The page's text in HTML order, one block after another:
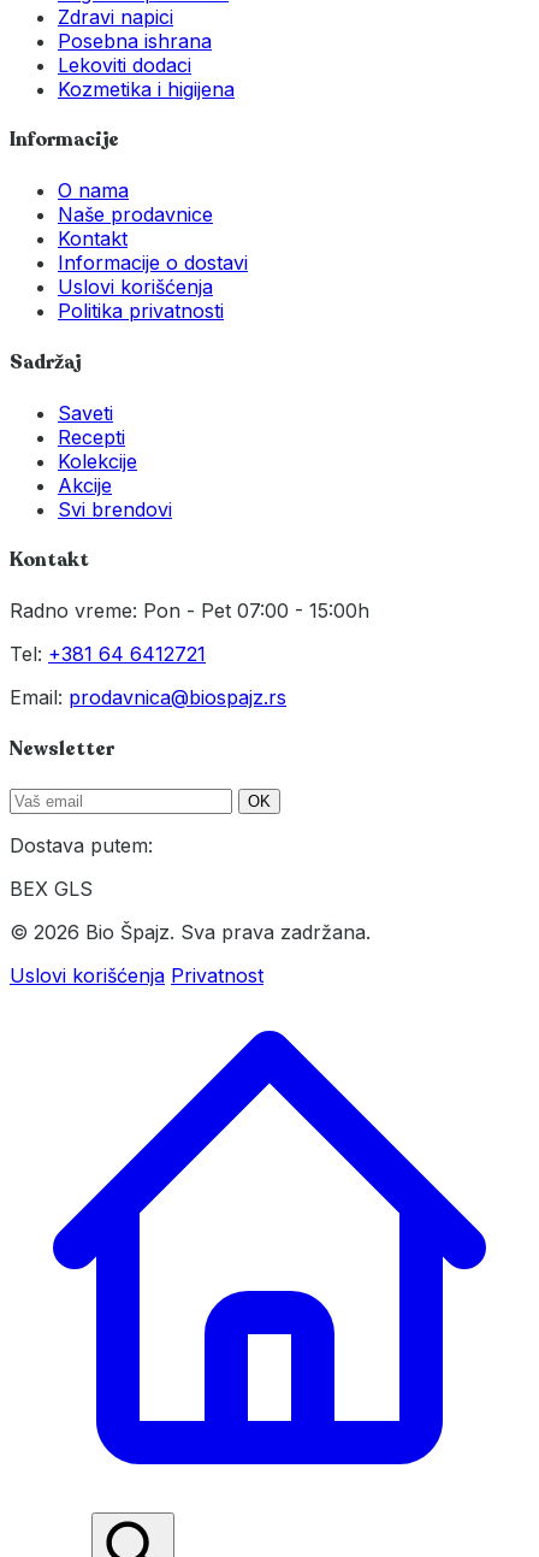
Zdravi napici
Posebna ishrana
Lekoviti dodaci
Kozmetika i higijena
Informacije
O nama
Naše prodavnice
Kontakt
Informacije o dostavi
Uslovi korišćenja
Politika privatnosti
Sadržaj
Saveti
Recepti
Kolekcije
Akcije
Svi brendovi
Kontakt
Radno vreme: Pon - Pet 07:00 - 15:00h
Tel: +381 64 6412721
Email: prodavnica@biospajz.rs
Newsletter
OK
Dostava putem:
BEX GLS
© 2026 Bio Špajz. Sva prava zadržana.
Uslovi korišćenja Privatnost